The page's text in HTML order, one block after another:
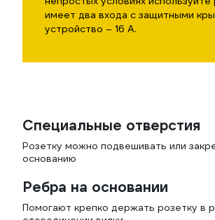
имеет два входа с защитными
устройство – 16 А.
Специальные отверстия
Розетку можно подвешивать или
основанию
Ребра на основании
Помогают крепко держать розетку в